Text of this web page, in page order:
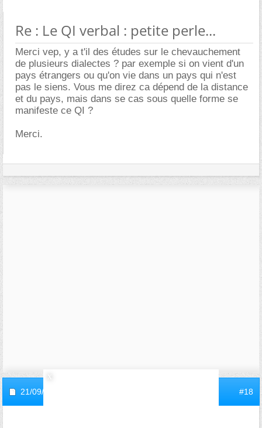
Re : Le QI verbal : petite perle...
Merci vep, y a t'il des études sur le chevauchement
de plusieurs dialectes ? par exemple si on vient d'un
pays étrangers ou qu'on vie dans un pays qui n'est
pas le siens. Vous me direz ca dépend de la distance
et du pays, mais dans se cas sous quelle forme se
manifeste ce QI ?
Merci.
21/09/2025, #18